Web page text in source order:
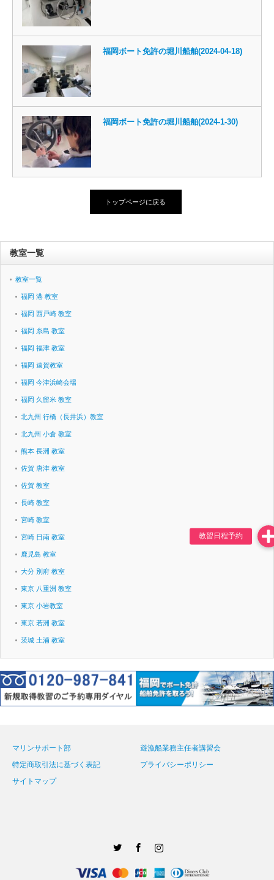
福岡ボート免許の堀川船舶(2024-04-18)
福岡ボート免許の堀川船舶(2024-1-30)
トップページに戻る
教室一覧
教室一覧
福岡 港 教室
福岡 西戸崎 教室
福岡 糸島 教室
福岡 福津 教室
福岡 遠賀教室
福岡 今津浜崎会場
福岡 久留米 教室
北九州 行橋（長井浜）教室
北九州 小倉 教室
熊本 長洲 教室
佐賀 唐津 教室
佐賀 教室
長崎 教室
宮崎 教室
宮崎 日南 教室
鹿児島 教室
大分 別府 教室
東京 八重洲 教室
東京 小岩教室
東京 若洲 教室
茨城 土浦 教室
マリンサポート部
遊漁船業務主任者講習会
特定商取引法に基づく表記
プライバシーポリシー
サイトマップ